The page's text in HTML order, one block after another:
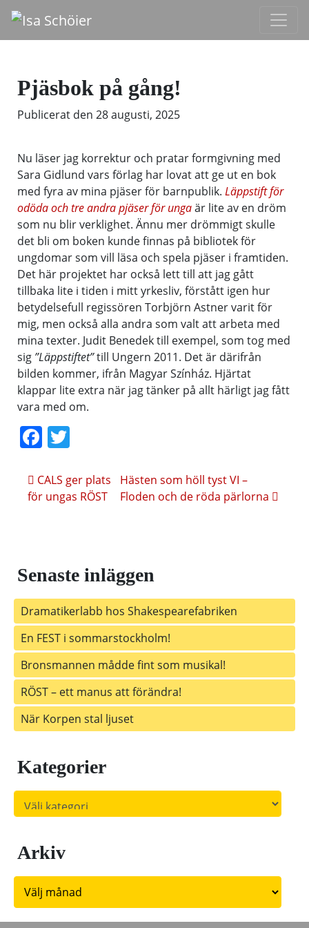
Pjäsbok på gång!
Publicerat den 28 augusti, 2025
Nu läser jag korrektur och pratar formgivning med
Sara Gidlund vars förlag har lovat att ge ut en bok
med fyra av mina pjäser för barnpublik. Läppstift för
odöda och tre andra pjäser för ungaär lite av en dröm
som nu blir verklighet. Ännu mer drömmigt skulle
det bli om boken kunde finnas på bibliotek för
ungdomar som vill läsa och spela pjäser i framtiden.
Det här projektet har också lett till att jag gått
tillbaka lite i tiden i mitt yrkesliv, förstått igen hur
betydelsefull regissören Torbjörn Astner varit för
mig, men också alla andra som valt att arbeta med
mina texter. Judit Benedek till exempel, som tog med
sig ”Läppstiftet”till Ungern 2011. Det är därifrån
bilden kommer, ifrån Magyar Színház. Hjärtat
klappar lite extra när jag tänker på allt härligt jag fått
vara med om.
Facebook
Inläggsnavigering
CALS ger plats
för ungas RÖST
Hästen som höll tyst VI –
Floden och de röda pärlorna
Senaste inläggen
Dramatikerlabb hos Shakespearefabriken
En FEST i sommarstockholm!
Bronsmannen mådde fint som musikal!
RÖST – ett manus att förändra!
När Korpen stal ljuset
Kategorier
Kategorier
Arkiv
Arkiv